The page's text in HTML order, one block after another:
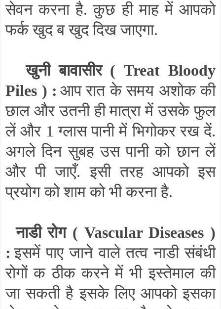
सेवन करना है. कुछ ही माह में आपको
फर्क खुद ब खुद दिख जाएगा.
खुनी बावासीर ( Treat Bloody
Piles ) : आप रात के समय अशोक की
छाल और उतनी ही मात्रा में उसके फुल
लें और 1 ग्लास पानी में भिगोकर रख दें.
अगले दिन सुबह उस पानी को छान लें
और पी जाएँ. इसी तरह आपको इस
प्रयोग को शाम को भी करना है.
नाडी रोग ( Vascular Diseases )
: इसमें पाए जाने वाले तत्व नाडी संबंधी
रोगों क ठीक करने में भी इस्तेमाल की
जा सकती है इसके लिए आपको इसका